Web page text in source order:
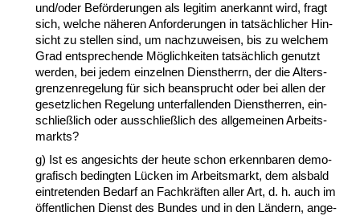
und/oder Beförde­run­gen als le­gi­tim an­er­kannt wird, fragt
sich, wel­che nähe­ren An­for­de­run­gen in tatsäch­li­cher Hin­
sicht zu stel­len sind, um nach­zu­wei­sen, bis zu wel­chem
Grad ent­spre­chen­de Möglich­kei­ten tatsächlich ge­nutzt
wer­den, bei je­dem ein­zel­nen Dienst­herrn, der die Al­ters­
gren­zen­re­ge­lung für sich be­an­sprucht oder bei al­len der
ge­setz­li­chen Re­ge­lung un­ter­fal­len­den Dienst­her­ren, ein­
sch­ließlich oder aus­sch­ließlich des all­ge­mei­nen Ar­beits­
markts?
g) Ist es an­ge­sichts der heu­te schon er­kenn­ba­ren de­mo­
gra­fisch be­ding­ten Lücken im Ar­beits­markt, dem als­bald
ein­tre­ten­den Be­darf an Fach­kräften al­ler Art, d. h. auch im
öffent­li­chen Dienst des Bun­des und in den Ländern, an­ge­